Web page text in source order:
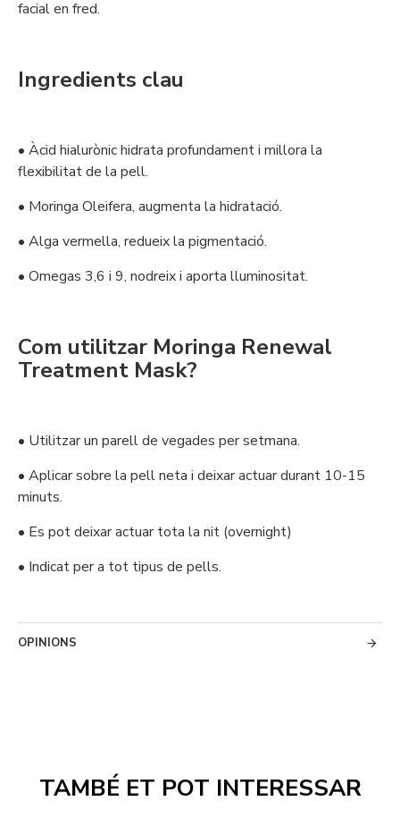
TAMBÉ ET POT INTERESSAR
facial en fred.
Ingredients clau
• Àcid hialurònic hidrata profundament i millora la
flexibilitat de la pell.
• Moringa Oleifera, augmenta la hidratació.
• Alga vermella, redueix la pigmentació.
• Omegas 3,6 i 9, nodreix i aporta lluminositat.
Com utilitzar Moringa Renewal
Treatment Mask?
• Utilitzar un parell de vegades per setmana.
• Aplicar sobre la pell neta i deixar actuar durant 10-15
minuts.
• Es pot deixar actuar tota la nit (overnight)
• Indicat per a tot tipus de pells.
OPINIONS